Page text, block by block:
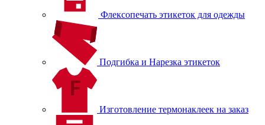
Флексопечать этикеток для одежды
Подгибка и Нарезка этикеток
Изготовление термонаклеек на заказ